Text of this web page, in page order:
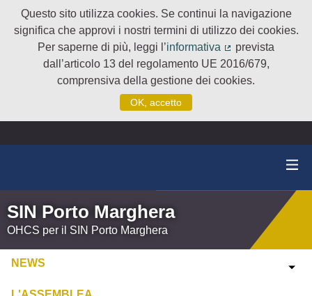
Questo sito utilizza cookies. Se continui la navigazione
significa che approvi i nostri termini di utilizzo dei cookies.
Per saperne di più, leggi l’informativa
(Collegamento
prevista
dall’articolo 13 del regolamento UE 2016/679,
comprensiva della gestione dei cookies.
OK, accetto
SIN Porto Marghera
OHCS per il SIN Porto Marghera
NEWS